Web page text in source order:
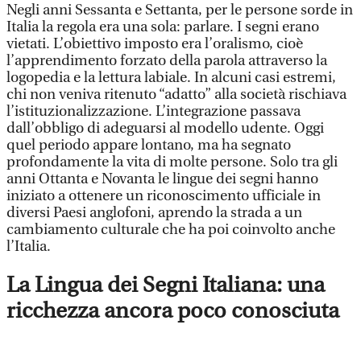
Negli anni Sessanta e Settanta, per le persone sorde in
Italia la regola era una sola: parlare. I segni erano
vietati. L’obiettivo imposto era l’oralismo, cioè
l’apprendimento forzato della parola attraverso la
logopedia e la lettura labiale. In alcuni casi estremi,
chi non veniva ritenuto “adatto” alla società rischiava
l’istituzionalizzazione. L’integrazione passava
dall’obbligo di adeguarsi al modello udente. Oggi
quel periodo appare lontano, ma ha segnato
profondamente la vita di molte persone. Solo tra gli
anni Ottanta e Novanta le lingue dei segni hanno
iniziato a ottenere un riconoscimento ufficiale in
diversi Paesi anglofoni, aprendo la strada a un
cambiamento culturale che ha poi coinvolto anche
l’Italia.
La Lingua dei Segni Italiana: una
ricchezza ancora poco conosciuta